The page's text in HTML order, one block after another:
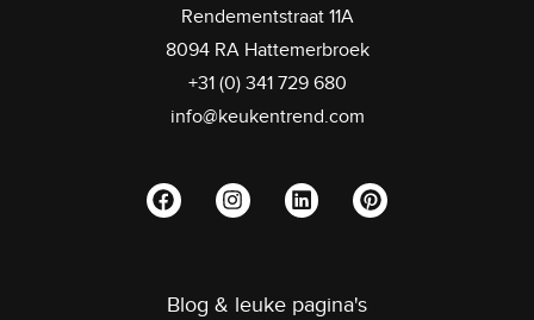
Rendementstraat 11A
8094 RA Hattemerbroek
+31 (0) 341 729 680
info@keukentrend.com
Blog & leuke pagina's